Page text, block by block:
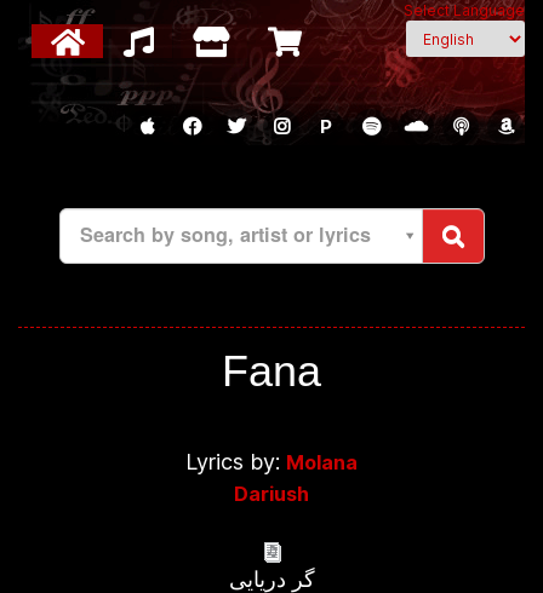
Select Language
P
Search by song, artist or lyrics
Fana
Lyrics by: Molana
Dariush
گر دریایی